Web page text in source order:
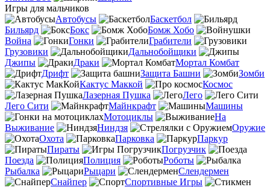
Игры для мальчиков
Автобусы
Баскетбол
Бильярд
Бокс
Бомж Хобо
Война
Гонки
Грабители
Грузовики
Дальнобойщики
Джипы
Драки
Мортал Комбат
Дрифт
Защита Башни
Зомби
Кактус Маккой
Космос
Лазерная Пушка
Лего
Лего Сити
Майнкрафт
Машины
Мотоциклы
На
Выживание
Ниндзя
Оружие
Охота
Парковка
Паркур
Пираты
Погрузчик
Поезда
Полиция
Роботы
Рыбалка
Рыцари
Слендермен
Снайпер
Спортивные Игры